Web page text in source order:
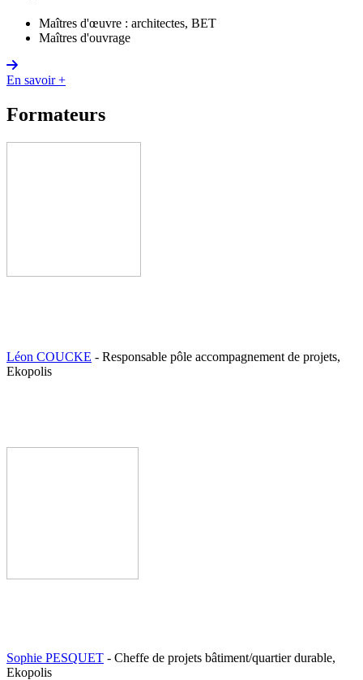
Maîtres d'œuvre : architectes, ​​​​​​​BET
Maîtres d'ouvrage
En savoir +
Formateurs
Léon COUCKE - Responsable pôle accompagnement de projets,
Ekopolis
Sophie PESQUET - Cheffe de projets bâtiment/quartier durable,
Ekopolis